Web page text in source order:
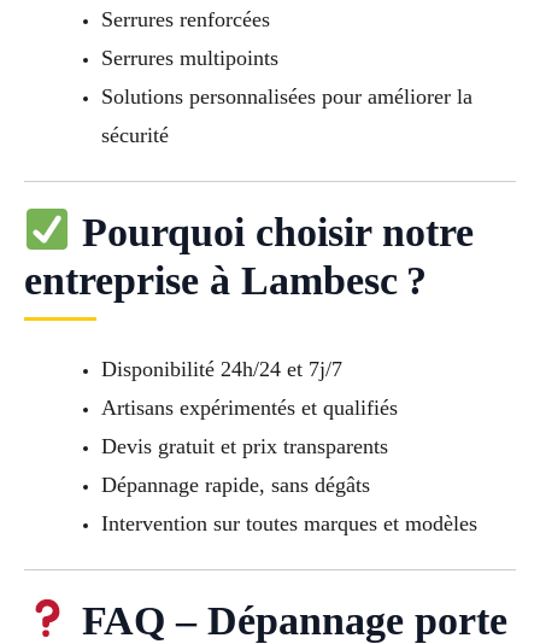
Serrures renforcées
Serrures multipoints
Solutions personnalisées pour améliorer la
sécurité
Pourquoi choisir notre
entreprise à Lambesc ?
Disponibilité 24h/24 et 7j/7
Artisans expérimentés et qualifiés
Devis gratuit et prix transparents
Dépannage rapide, sans dégâts
Intervention sur toutes marques et modèles
FAQ – Dépannage porte